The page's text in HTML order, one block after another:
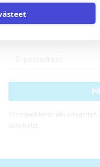
Prenumerera
rabatter på våra